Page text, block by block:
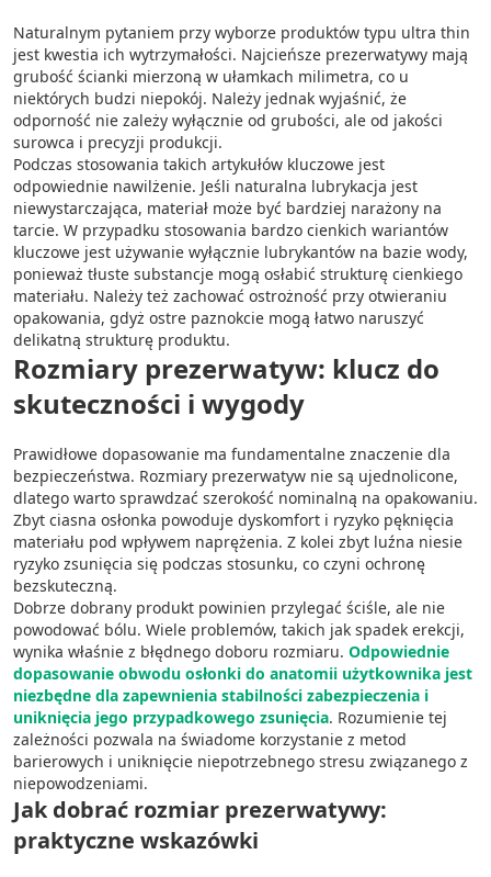
Naturalnym pytaniem przy wyborze produktów typu ultra thin
jest kwestia ich wytrzymałości. Najcieńsze prezerwatywy mają
grubość ścianki mierzoną w ułamkach milimetra, co u
niektórych budzi niepokój. Należy jednak wyjaśnić, że
odporność nie zależy wyłącznie od grubości, ale od jakości
surowca i precyzji produkcji.
Podczas stosowania takich artykułów kluczowe jest
odpowiednie nawilżenie. Jeśli naturalna lubrykacja jest
niewystarczająca, materiał może być bardziej narażony na
tarcie. W przypadku stosowania bardzo cienkich wariantów
kluczowe jest używanie wyłącznie lubrykantów na bazie wody,
ponieważ tłuste substancje mogą osłabić strukturę cienkiego
materiału. Należy też zachować ostrożność przy otwieraniu
opakowania, gdyż ostre paznokcie mogą łatwo naruszyć
delikatną strukturę produktu.
Rozmiary prezerwatyw: klucz do
skuteczności i wygody
Prawidłowe dopasowanie ma fundamentalne znaczenie dla
bezpieczeństwa. Rozmiary prezerwatyw nie są ujednolicone,
dlatego warto sprawdzać szerokość nominalną na opakowaniu.
Zbyt ciasna osłonka powoduje dyskomfort i ryzyko pęknięcia
materiału pod wpływem naprężenia. Z kolei zbyt luźna niesie
ryzyko zsunięcia się podczas stosunku, co czyni ochronę
bezskuteczną.
Dobrze dobrany produkt powinien przylegać ściśle, ale nie
powodować bólu. Wiele problemów, takich jak spadek erekcji,
wynika właśnie z błędnego doboru rozmiaru. Odpowiednie
dopasowanie obwodu osłonki do anatomii użytkownika jest
niezbędne dla zapewnienia stabilności zabezpieczenia i
uniknięcia jego przypadkowego zsunięcia. Rozumienie tej
zależności pozwala na świadome korzystanie z metod
barierowych i uniknięcie niepotrzebnego stresu związanego z
niepowodzeniami.
Jak dobrać rozmiar prezerwatywy:
praktyczne wskazówki